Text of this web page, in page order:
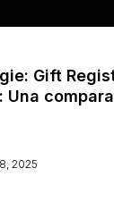
Gift
Una
2025